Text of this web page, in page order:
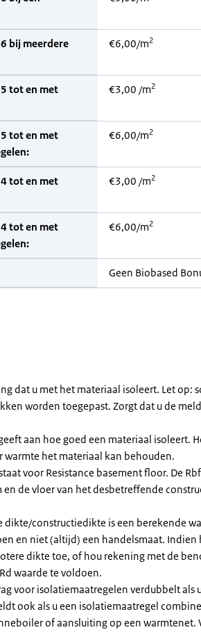
bij meerdere
€6,00/m2
tot en met
€3,00 /m2
tot en met
€6,00/m2
tot en met
€3,00 /m2
tot en met
€6,00/m2
Geen Biobased
dat u met het materiaal isoleert. Let op:
worden toegepast. Zorgt dat u de
aan hoe goed een materiaal isoleert.
warmte het materiaal kan behouden.
voor Resistance basement floor. De
de vloer van het desbetreffende
dikte/constructiedikte is een berekende
en niet (altijd) een handelsmaat. Indien
dikte toe, of hou rekening met de
waarde te voldoen.
voor isolatiemaatregelen verdubbelt als
ook als u een isolatiemaatregel
of aansluiting op een warmtenet.